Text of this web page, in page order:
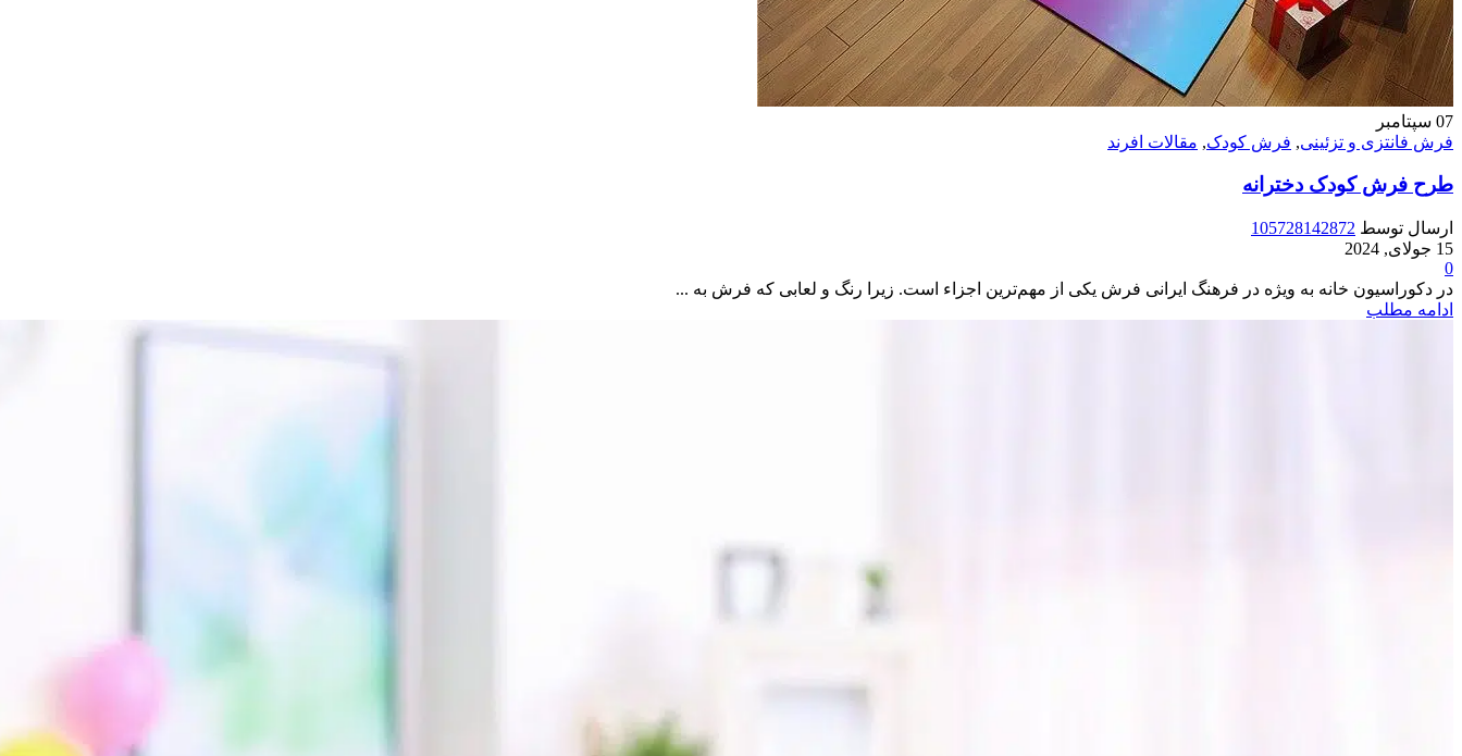
07 سپتامبر
فرش فانتزی و تزئینی, فرش کودک, مقالات افرند
طرح فرش کودک دخترانه
ارسال توسط 105728142872
15 جولای, 2024
0
در دکوراسیون خانه به ویژه در فرهنگ ایرانی فرش یکی از مهم‌ترین اجزاء است. زیرا رنگ و لعابی که فرش به ...
ادامه مطلب